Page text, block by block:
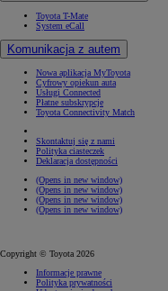
Toyota T-Mate
System eCall
Komunikacja z autem
Nowa aplikacja MyToyota
Cyfrowy opiekun auta
Usługi Connected
Płatne subskrypcje
Toyota Connectivity Match
Skontaktuj się z nami
Polityka ciasteczek
Deklaracja dostępności
(Opens in new window)
(Opens in new window)
(Opens in new window)
(Opens in new window)
Copyright © Toyota 2026
Informacje prawne
Polityka prywatności